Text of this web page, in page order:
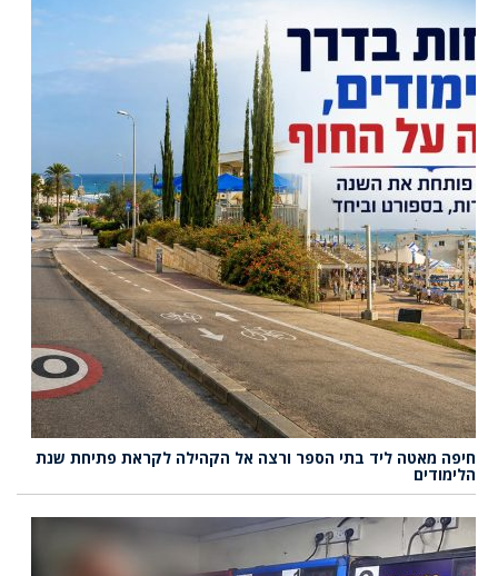
חיפה מאטה ליד בתי הספר ורצה אל הקהילה לקראת פתיחת שנת
הלימודים